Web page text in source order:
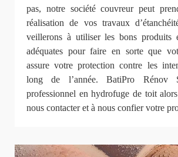
pas, notre société couvreur peut
réalisation de vos travaux
veillerons à utiliser les bons produits
adéquates pour faire en sorte que
assure votre protection contre les
long de l’année. BatiPro Rénov
professionnel en hydrofuge de toit alors
nous contacter et à nous confier votre